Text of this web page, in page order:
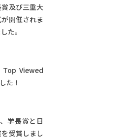
及び三重大
開催されま
た。
Viewed
た！
学長賞と日
受賞しまし